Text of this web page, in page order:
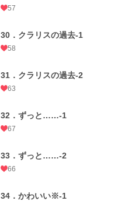
57
30．クラリスの過去-1
58
31．クラリスの過去-2
63
32．ずっと……-1
67
33．ずっと……-2
66
34．かわいい※-1